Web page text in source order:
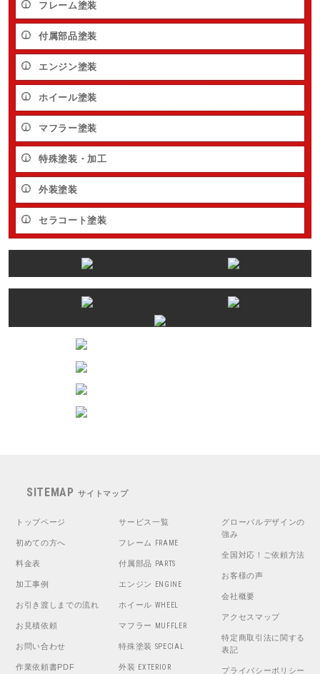
フレーム塗装
付属部品塗装
エンジン塗装
ホイール塗装
マフラー塗装
特殊塗装・加工
外装塗装
セラコート塗装
SITEMAP サイトマップ
トップページ
初めての方へ
料金表
加工事例
お引き渡しまでの流れ
お見積依頼
お問い合わせ
作業依頼書PDF
サービス一覧
フレーム FRAME
付属部品 PARTS
エンジン ENGINE
ホイール WHEEL
マフラー MUFFLER
特殊塗装 SPECIAL
外装 EXTERIOR
グローバルデザインの
強み
全国対応！ご依頼方法
お客様の声
会社概要
アクセスマップ
特定商取引法に関する
表記
プライバシーポリシー